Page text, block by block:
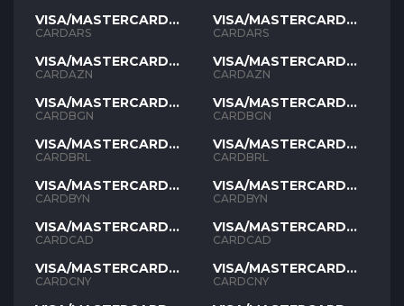
VISA/MASTERCARD
ARS
CARDARS
VISA/MASTERCARD
AZN
CARDAZN
VISA/MASTERCARD
BGN
CARDBGN
VISA/MASTERCARD
BRL
CARDBRL
VISA/MASTERCARD
BYN
CARDBYN
VISA/MASTERCARD
CAD
CARDCAD
VISA/MASTERCARD
CNY
CARDCNY
VISA/MASTERCARD
ARS
CARDARS
VISA/MASTERCARD
AZN
CARDAZN
VISA/MASTERCARD
BGN
CARDBGN
VISA/MASTERCARD
BRL
CARDBRL
VISA/MASTERCARD
BYN
CARDBYN
VISA/MASTERCARD
CAD
CARDCAD
VISA/MASTERCARD
CNY
CARDCNY